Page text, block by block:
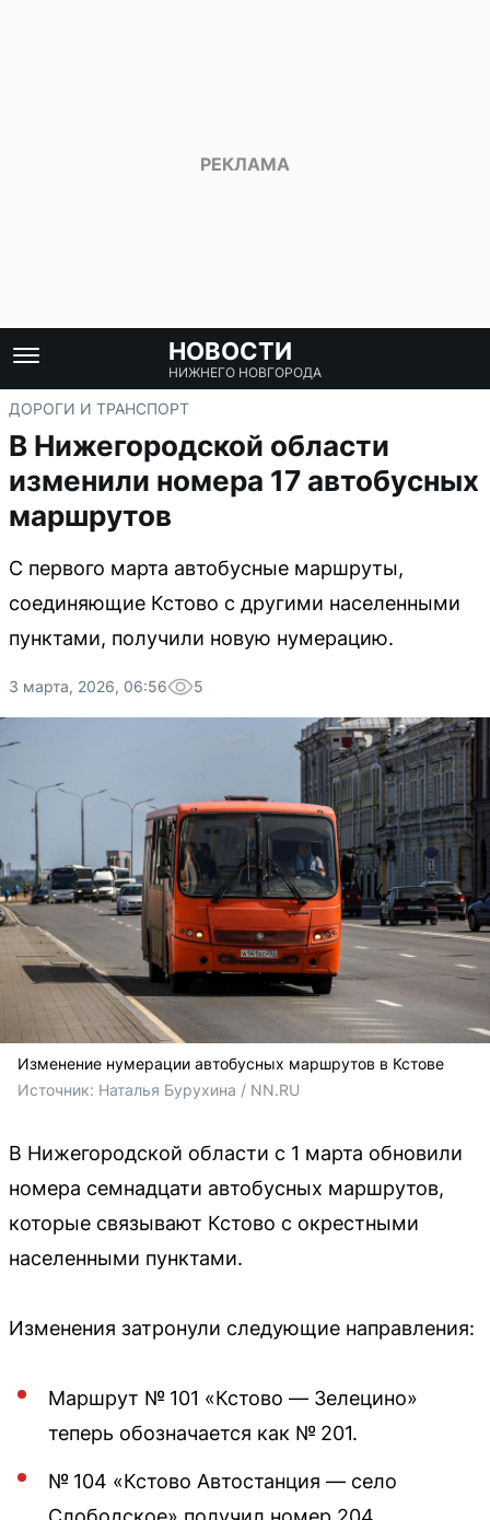
НОВОСТИ
НИЖНЕГО НОВГОРОДА
ДОРОГИ И ТРАНСПОРТ
В Нижегородской области
изменили номера 17 автобусных
маршрутов
С первого марта автобусные маршруты,
соединяющие Кстово с другими населенными
пунктами, получили новую нумерацию.
3 марта, 2026, 06:56 5
Изменение нумерации автобусных маршрутов в Кстове
Источник: Наталья Бурухина / NN.RU
В Нижегородской области с 1 марта обновили
номера семнадцати автобусных маршрутов,
которые связывают Кстово с окрестными
населенными пунктами.
Изменения затронули следующие направления:
Маршрут № 101 «Кстово — Зелецино»
теперь обозначается как № 201.
№ 104 «Кстово Автостанция — село